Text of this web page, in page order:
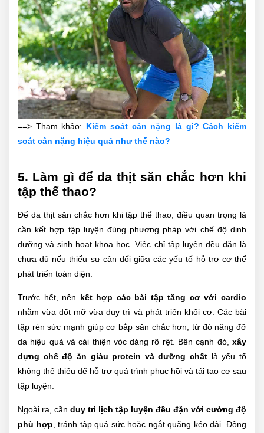
==> Tham khảo: Kiểm soát cân nặng là gì? Cách kiểm
soát cân nặng hiệu quả như thế nào?
5. Làm gì để da thịt săn chắc hơn khi
tập thể thao?
Để da thịt săn chắc hơn khi tập thể thao, điều quan trọng là
cần kết hợp tập luyện đúng phương pháp với chế độ dinh
dưỡng và sinh hoạt khoa học. Việc chỉ tập luyện đều đặn là
chưa đủ nếu thiếu sự cân đối giữa các yếu tố hỗ trợ cơ thể
phát triển toàn diện.
Trước hết, nên kết hợp các bài tập tăng cơ với cardio
nhằm vừa đốt mỡ vừa duy trì và phát triển khối cơ. Các bài
tập rèn sức mạnh giúp cơ bắp săn chắc hơn, từ đó nâng đỡ
da hiệu quả và cải thiện vóc dáng rõ rệt. Bên cạnh đó, xây
dựng chế độ ăn giàu protein và dưỡng chất là yếu tố
không thể thiếu để hỗ trợ quá trình phục hồi và tái tạo cơ sau
tập luyện.
Ngoài ra, cần duy trì lịch tập luyện đều đặn với cường độ
phù hợp , tránh tập quá sức hoặc ngắt quãng kéo dài. Đồng